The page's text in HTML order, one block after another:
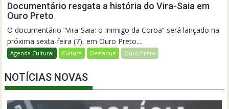
Documentário resgata a história do Vira-Saia em
Ouro Preto
O documentário “Vira-Saia: o Inimigo da Coroa” será lançado na
próxima sexta-feira (7), em Ouro Preto....
Agenda Cultural Cultura Destaque Ouro Preto
NOTÍCIAS NOVAS